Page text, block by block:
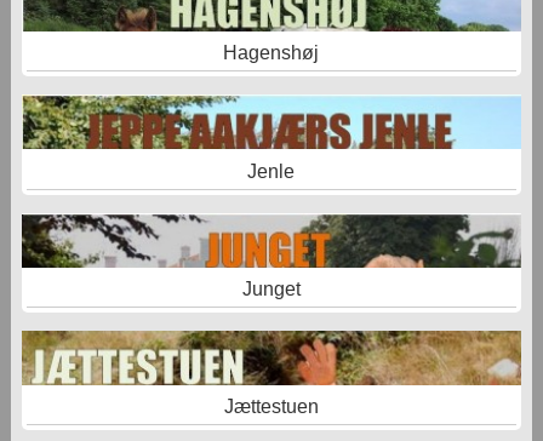
Hagenshøj
Jenle
Junget
Jættestuen